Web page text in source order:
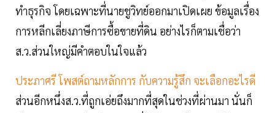
ทำธุรกิจ โดยเฉพาะที่นายชูวิทย์ออกมาเปิดเผย ข้อมูลเรื่อง
การหลีกเลี่ยงภาษีการซื้อขายที่ดิน อย่างไรก็ตามเชื่อว่า
ส.ว.ส่วนใหญ่มีคำตอบในใจแล้ว
ประภาศรี โพสต์ถามหลักการ กับความรู้สึก จะเลือกอะไรดี
ส่วนอีกหนึ่งส.ว.ที่ถูกเอ่ยถึงมากที่สุดในช่วงที่ผ่านมา นั่นก็